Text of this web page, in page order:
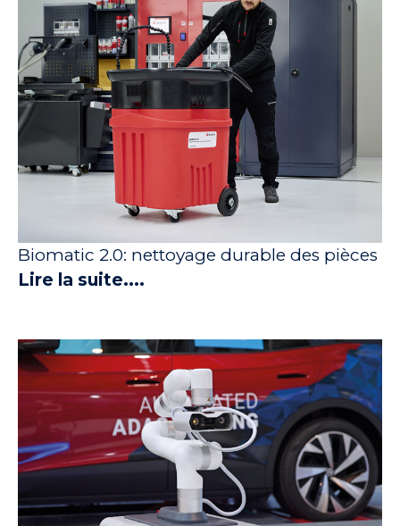
Biomatic 2.0: nettoyage durable des pièces
Lire la suite....